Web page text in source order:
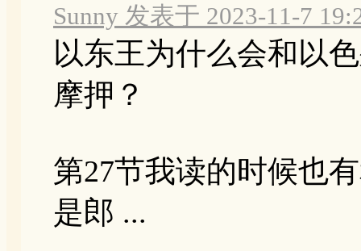
Sunny 发表于 2023-11-7
以东王为什么会和以
摩押？
第27节我读的时候也
是郎 ...